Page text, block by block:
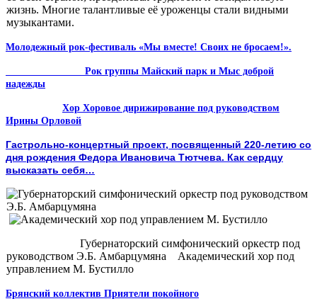
жизнь. Многие талантливые её уроженцы стали видными
музыкантами.
Молодежный рок-фестиваль «Мы вместе! Своих не бросаем!».
Рок группы Майский парк и Мыс доброй
надежды
Хор Хоровое дирижирование под руководством
Ирины Орловой
Гастрольно-концертный проект, посвященный 220-летию со
дня рождения Федора Ивановича Тютчева. Как сердцу
высказать себя…
Губернаторский симфонический оркестр под
руководством Э.Б. Амбарцумяна Академический хор под
управлением М. Бустилло
Брянский коллектив Приятели покойного